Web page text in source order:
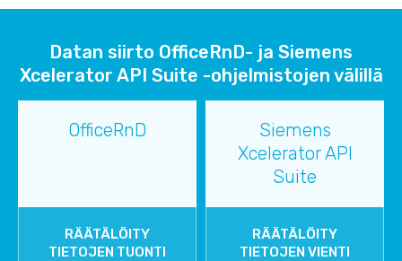
Datan siirto OfficeRnD- ja Siemens
Xcelerator API Suite -ohjelmistojen välillä
OfficeRnD
Siemens
Xcelerator API
Suite
RÄÄTÄLÖITY
TIETOJEN TUONTI
RÄÄTÄLÖITY
TIETOJEN VIENTI